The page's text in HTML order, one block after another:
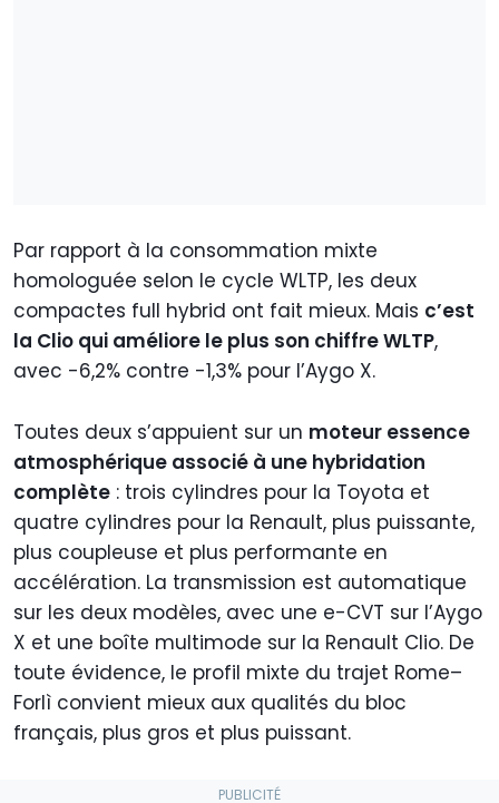
Par rapport à la consommation mixte
homologuée selon le cycle WLTP, les deux
compactes full hybrid ont fait mieux. Mais c’est
la Clio qui améliore le plus son chiffre WLTP,
avec -6,2% contre -1,3% pour l’Aygo X.
Toutes deux s’appuient sur un moteur essence
atmosphérique associé à une hybridation
complète : trois cylindres pour la Toyota et
quatre cylindres pour la Renault, plus puissante,
plus coupleuse et plus performante en
accélération. La transmission est automatique
sur les deux modèles, avec une e-CVT sur l’Aygo
X et une boîte multimode sur la Renault Clio. De
toute évidence, le profil mixte du trajet Rome–
Forlì convient mieux aux qualités du bloc
français, plus gros et plus puissant.